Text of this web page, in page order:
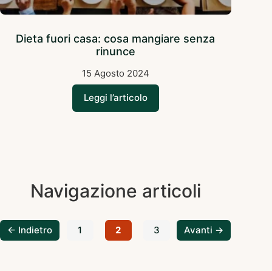
Dieta fuori casa: cosa mangiare senza
rinunce
15 Agosto 2024
Leggi l’articolo
Navigazione articoli
← Indietro 1 2 3 Avanti →